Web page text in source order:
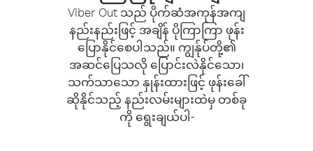
Viber Out သည် ပိုက်ဆံအကုန်အကျ
နည်းနည်းဖြင့် အချိန် ပိုကြာကြာ ဖုန်း
ပြောနိုင်စေပါသည်။ ကျွန်ုပ်တို့၏
အဆင်ပြေသလို ပြောင်းလဲနိုင်သော၊
သက်သာသော နှုန်းထားဖြင့် ဖုန်းခေါ်
ဆိုနိုင်သည့် နည်းလမ်းများထဲမှ တစ်ခု
ကို ရွေးချယ်ပါ-